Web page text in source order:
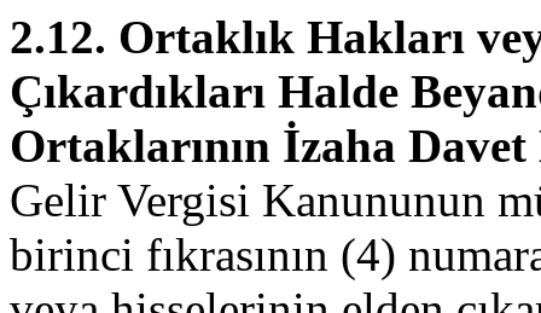
2.12. Ortaklık Hakları
Çıkardıkları Halde
Ortaklarının İzaha
Gelir Vergisi Kanununun
birinci fıkrasının (4)